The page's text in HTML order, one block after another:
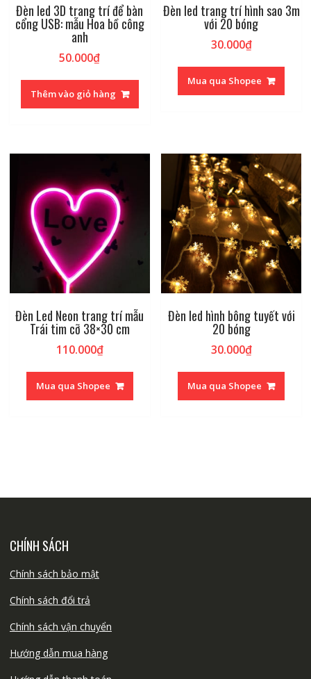
Đèn led 3D trang trí để bàn
cổng USB: mẫu Hoa bồ công
anh
50.000₫
Thêm vào giỏ hàng
Đèn led trang trí hình sao 3m
với 20 bóng
30.000₫
Mua qua Shopee
Đèn Led Neon trang trí mẫu
Trái tim cỡ 38×30 cm
110.000₫
Mua qua Shopee
Đèn led hình bông tuyết với
20 bóng
30.000₫
Mua qua Shopee
CHÍNH SÁCH
Chính sách bảo mật
Chính sách đổi trả
Chính sách vận chuyển
Hướng dẫn mua hàng